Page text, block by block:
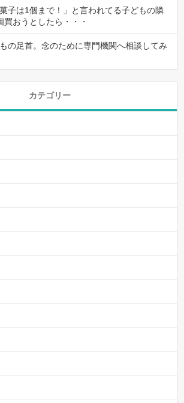
子は1個まで！」と言われてる子どもの隣
買おうとしたら・・・
の足首。念のために専門機関へ相談してみ
カテゴリー